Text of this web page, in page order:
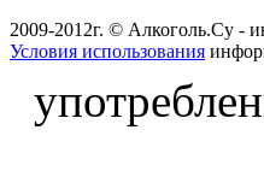
2009-2012г. © Алкоголь.Су -
Условия использования